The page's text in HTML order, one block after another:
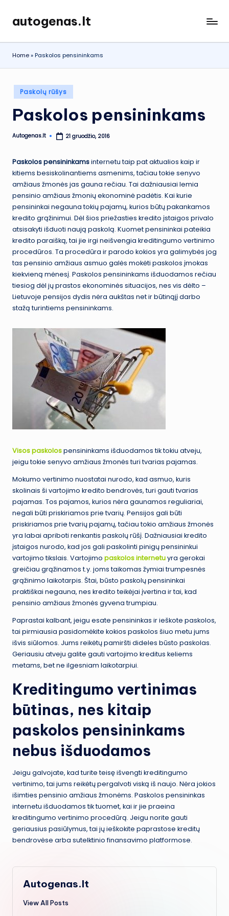
Skip
content
autogenas.lt
Home»Paskolos pensininkams
Posted
in
Paskolų rūšys
Paskolos pensininkams
Posted
Autogenas.lt 21 gruodžio, 2016
Paskolos pensininkamsinternetu taip pat aktualios kaip ir
kitiems besiskolinantiems asmenims, tačiau tokie senyvo
amžiaus žmonės jas gauna rečiau. Tai dažniausiai lemia
pensinio amžiaus žmonių ekonominė padėtis. Kai kurie
pensininkai negauna tokių pajamų, kurios būtų pakankamos
kredito grąžinimui. Dėl šios priežasties kredito įstaigos privalo
atsisakyti išduoti naują paskolą. Kuomet pensininkai pateikia
kredito paraišką, tai jie irgi neišvengia kreditingumo vertinimo
procedūros. Ta procedūra ir parodo kokios yra galimybės jog
tas pensinio amžiaus asmuo galės mokėti paskolos įmokas
kiekvieną mėnesį. Paskolos pensininkams išduodamos rečiau
tiesiog dėl jų prastos ekonominės situacijos, nes vis dėlto –
Lietuvoje pensijos dydis nėra aukštas net ir būtinąjį darbo
stažą turintiems pensininkams.
Visos paskolospensininkams išduodamos tik tokiu atveju,
jeigu tokie senyvo amžiaus žmonės turi tvarias pajamas.
Mokumo vertinimo nuostatai nurodo, kad asmuo, kuris
skolinais ši vartojimo kredito bendrovės, turi gauti tvarias
pajamas. Tos pajamos, kurios nėra gaunamos reguliariai,
negali būti priskiriamos prie tvarių. Pensijos gali būti
priskiriamos prie tvarių pajamų, tačiau tokio amžiaus žmonės
yra labai apriboti renkantis paskolų rūšį. Dažniausiai kredito
įstaigos nurodo, kad jos gali paskolinti pinigų pensininkui
vartojimo tikslais. Vartojimo paskolos internetuyra gerokai
greičiau grąžinamos t.y. joms taikomas žymiai trumpesnės
grąžinimo laikotarpis. Štai, būsto paskolų pensininkai
praktiškai negauna, nes kredito teikėjai įvertina ir tai, kad
pensinio amžiaus žmonės gyvena trumpiau.
Paprastai kalbant, jeigu esate pensininkas ir ieškote paskolos,
tai pirmiausia pasidomėkite kokios paskolos šiuo metu jums
išvis siūlomos. Jums reikėtų pamiršti dideles būsto paskolas.
Geriausiu atveju galite gauti vartojimo kreditus keliems
metams, bet ne ilgesniam laikotarpiui.
Kreditingumo vertinimas
būtinas, nes kitaip
paskolos pensininkams
nebus išduodamos
Jeigu galvojate, kad turite teisę išvengti kreditingumo
vertinimo, tai jums reikėtų pergalvoti viską iš naujo. Nėra jokios
išimties pensinio amžiaus žmonėms. Paskolos pensininkas
internetu išduodamos tik tuomet, kai ir jie praeina
kreditingumo vertinimo procedūrą. Jeigu norite gauti
geriausius pasiūlymus, tai jų ieškokite paprastose kreditų
bendrovėse arba sutelktinio finansavimo platformose.
Autogenas.lt
View All Posts